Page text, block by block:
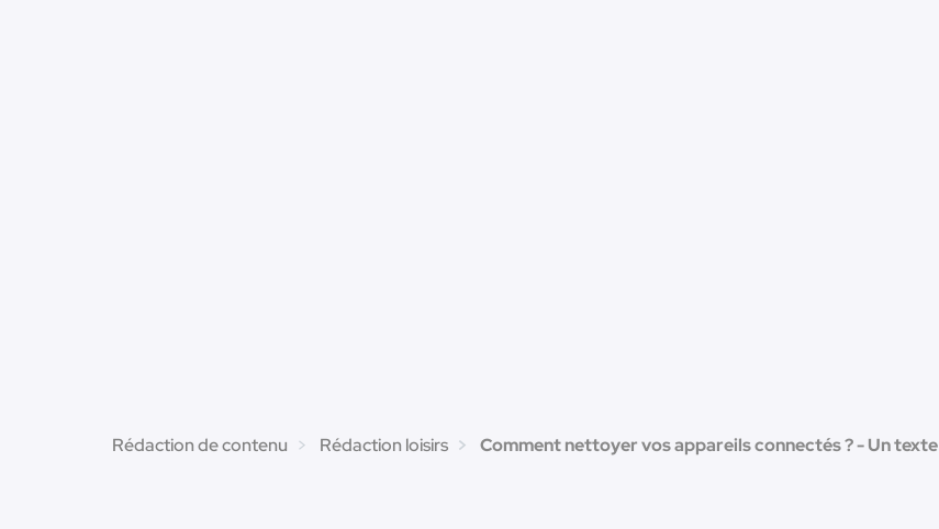
Rédaction de contenu Rédaction loisirs Comment nettoyer vos appareils connectés ? - Un texte